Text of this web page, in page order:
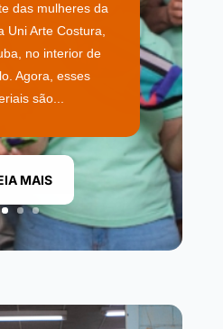
das mulheres da
Uni Arte Costura,
no interior de
Agora, esses
são...
MAIS